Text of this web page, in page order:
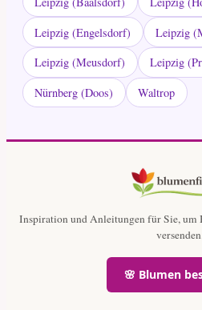
Leipzig (Engelsdorf)
Leipzig
Leipzig (Meusdorf)
Leipzig
Nürnberg (Doos)
Waltrop
Inspiration und Anleitungen für Sie, um
🌸 Blumen